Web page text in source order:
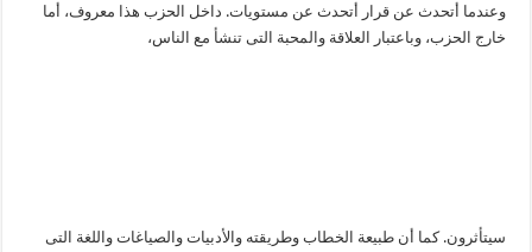
وعندما أتحدث عن قرار أتحدث عن مستویات. داخل الحزب هذا معروف، أما
خارج الحزب، وباعتبار العلاقة والمحبة التی تنشأ مع الناس،
سیتأثرون. کما أن طبیعة الخطاب وطریقته والأدبیات والصیاغات واللغة التی